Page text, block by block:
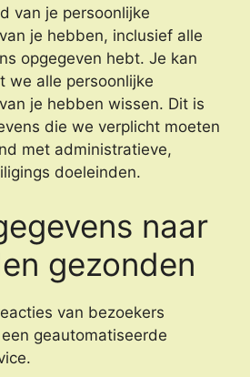
van je persoonlijke
je hebben, inclusief alle
opgegeven hebt. Je kan
we alle persoonlijke
je hebben wissen. Dit is
die we verplicht moeten
met administratieve,
doeleinden.
naar
gezonden
van bezoekers
geautomatiseerde